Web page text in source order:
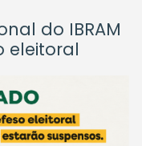
do IBRAM
eleitoral